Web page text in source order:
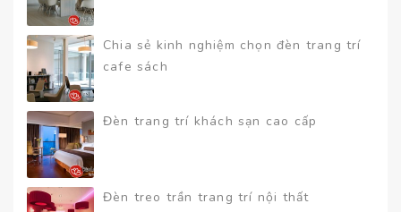
Chia sẻ kinh nghiệm chọn đèn trang trí
cafe sách
Đèn trang trí khách sạn cao cấp
Đèn treo trần trang trí nội thất